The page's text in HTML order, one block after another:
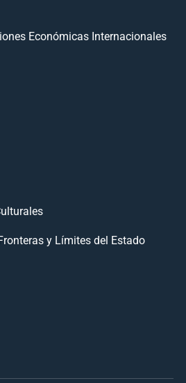
Económicas Internacionales
y Límites del Estado